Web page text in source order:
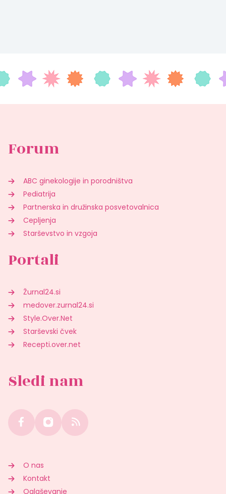
Forum
ABC ginekologije in porodništva
Pediatrija
Partnerska in družinska posvetovalnica
Cepljenja
Starševstvo in vzgoja
Portali
Žurnal24.si
medover.zurnal24.si
Style.Over.Net
Starševski čvek
Recepti.over.net
Sledi nam
O nas
Kontakt
Oglaševanje